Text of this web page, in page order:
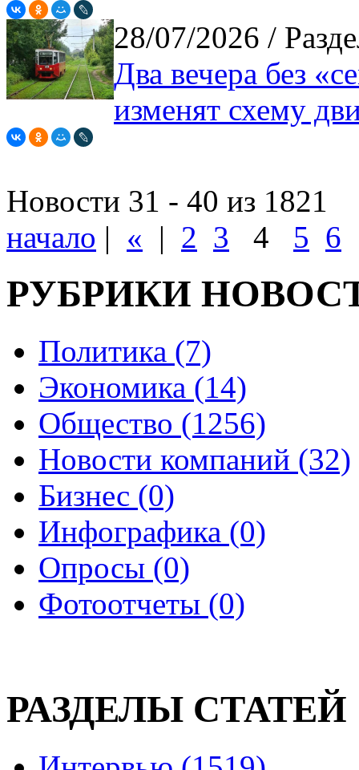
28/07/2026 /
Два вечера без
изменят схему
Новости 31 - 40 из 1821
начало | « | 2 3 4 5 6
РУБРИКИ
Политика (7)
Экономика (14)
Общество (1256)
Новости компаний (32)
Бизнес (0)
Инфографика (0)
Опросы (0)
Фотоотчеты (0)
РАЗДЕЛЫ СТАТЕЙ